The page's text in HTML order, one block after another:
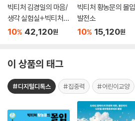
빅티처 김경일의 마음/
생각 실험실+빅티처
황농문의 몰입 발전소
10% 42,120원
빅티처 황농문의 몰입
발전소
10% 15,120원
이 상품의 태그
#디지털디톡스 #집중력 #어린이교양